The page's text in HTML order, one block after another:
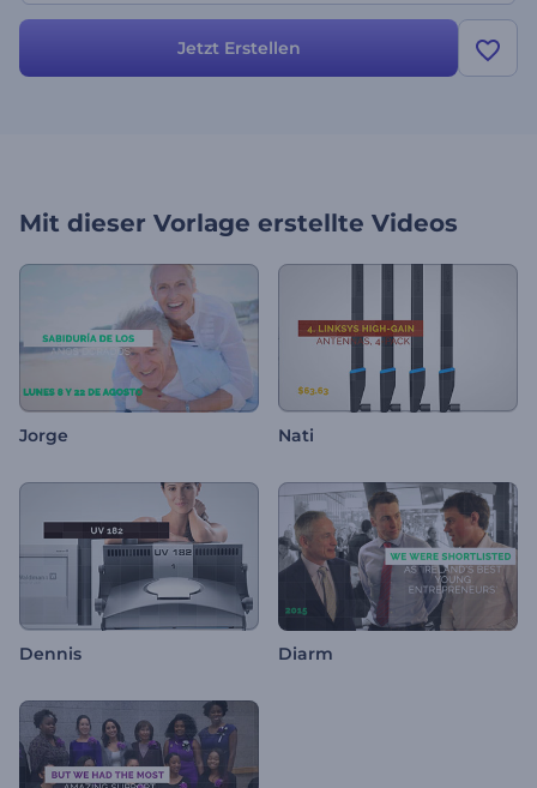
Jetzt Erstellen
Mit dieser Vorlage erstellte Videos
Jorge Nati
Dennis Diarm